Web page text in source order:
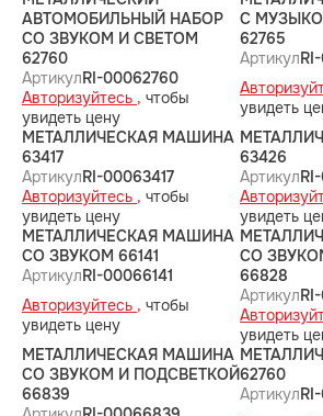
АВТОМОБИЛЬНЫЙ НАБОР
СО ЗВУКОМ И СВЕТОМ
62760
АртикулRI-00062760
Авторизуйтесь , чтобы
увидеть цену
С
62765
Артикул
увидеть
МЕТАЛЛИЧЕСКАЯ МАШИНА
63417
АртикулRI-00063417
Авторизуйтесь , чтобы
увидеть цену
63426
Артикул
увидеть
МЕТАЛЛИЧЕСКАЯ МАШИНА
СО ЗВУКОМ 66141
АртикулRI-00066141
Авторизуйтесь , чтобы
увидеть цену
СО
66828
Артикул
увидеть
МЕТАЛЛИЧЕСКАЯ МАШИНА
СО ЗВУКОМ И ПОДСВЕТКОЙ
66839
62760
Артикул